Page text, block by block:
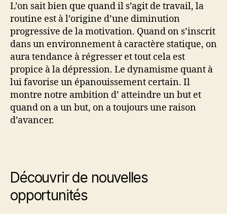
L’on sait bien que quand il s’agit de travail, la
routine est à l’origine d’une diminution
progressive de la motivation. Quand on s’inscrit
dans un environnement à caractère statique, on
aura tendance à régresser et tout cela est
propice à la dépression. Le dynamisme quant à
lui favorise un épanouissement certain. Il
montre notre ambition d’ atteindre un but et
quand on a un but, on a toujours une raison
d’avancer.
Découvrir de nouvelles
opportunités